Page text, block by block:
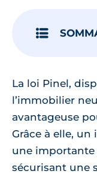
La loi Pinel,
l’immobilier
avantageuse
Grâce à elle,
une
sécurisant une